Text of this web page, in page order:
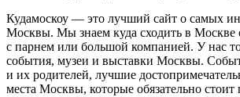
Кудамоскоу — это лучший сайт о самых
Москвы. Мы знаем куда сходить в Москве
с парнем или большой компанией. У нас
события, музеи и выставки Москвы.
и их родителей, лучшие
места Москвы, которые обязательно стоит